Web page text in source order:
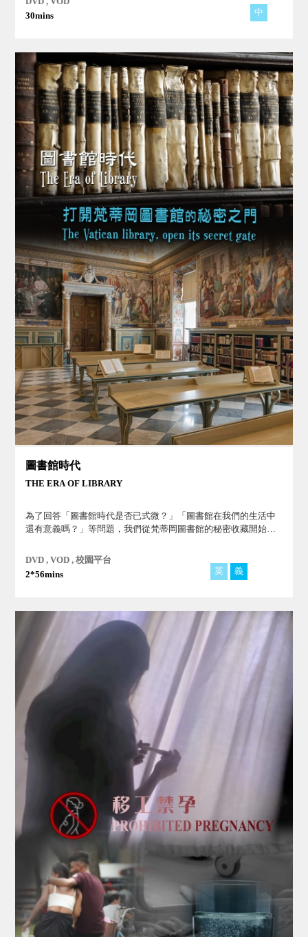
30mins
中
圖書館時代
THE ERA OF LIBRARY
為了回答「圖書館時代是否已式微？」「圖書館在我們的生活中
還有意義嗎？」等問題，我們從梵蒂岡圖書館的秘密收藏開始，
籍與文獻館藏到結合教育課程的現代化複合式圖書館來尋找答
DVD , VOD , 校園平台
2*56mins
英 義